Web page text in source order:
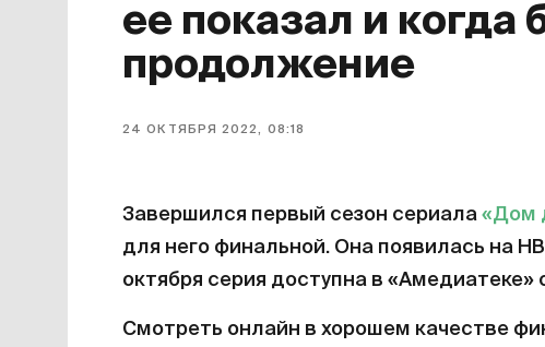
ее показал и когда
продолжение
24 ОКТЯБРЯ 2022, 08:18
Завершился первый сезон сериала «Дом
для него финальной. Она появилась на
октября серия доступна в «Амедиатеке»
Смотреть онлайн в хорошем качестве